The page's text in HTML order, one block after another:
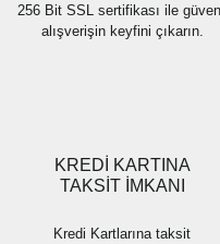
256 Bit SSL sertifikası ile
alışverişin keyfini çıkarın.
KREDİ KARTINA
TAKSİT İMKANI
Kredi Kartlarına taksit